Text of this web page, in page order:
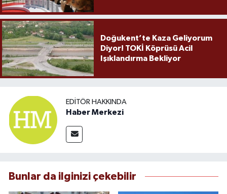
Doğukent’te Kaza Geliyorum
Diyor! TOKİ Köprüsü Acil
Işıklandırma Bekliyor
EDITÖR HAKKINDA
Haber Merkezi
Bunlar da ilginizi çekebilir